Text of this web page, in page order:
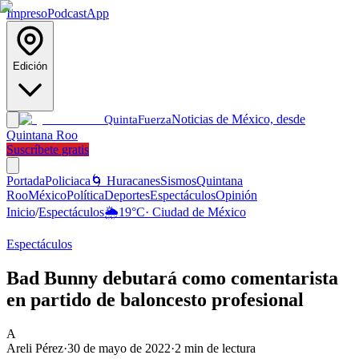
ImpresoPodcastApp
Edición
QuintaFuerzaNoticias de México, desde
Quintana Roo
Suscríbete gratis
PortadaPoliciaca 🌀 HuracanesSismosQuintana
RooMéxicoPolíticaDeportesEspectáculosOpinión
Inicio/Espectáculos🌦️19°C· Ciudad de México
Espectáculos
Bad Bunny debutará como comentarista
en partido de baloncesto profesional
A
Areli Pérez·30 de mayo de 2022·2 min de lectura